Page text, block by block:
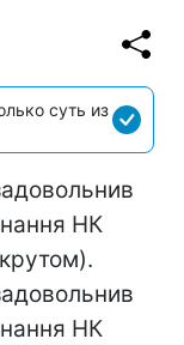
суть из
НК
НК